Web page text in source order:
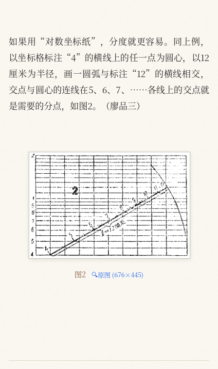
如果用“对数坐标纸”，分度就更容易。同上例，
以坐标格标注“4”的横线上的任一点为圆心，以12
厘米为半径，画一圆弧与标注“12”的横线相交，
交点与圆心的连线在5、6、7、……各线上的交点就
是需要的分点，如图2。（廖品三）
图2 🔍原图 (676×445)